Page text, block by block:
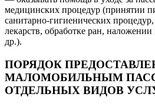
медицинских процедур (принятии
санитарно-гигиенических
лекарств, обработке ран,
др.).
ПОРЯДОК
МАЛОМОБИЛЬНЫМ
ОТДЕЛЬНЫХ ВИДОВ